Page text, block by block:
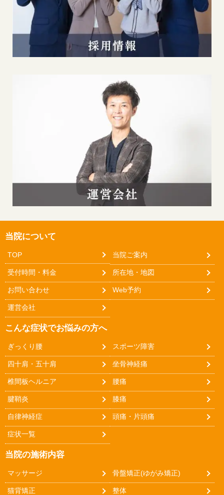
当院について
TOP 当院ご案内
受付時間・料金 所在地・地図
お問い合わせ Web予約
運営会社
こんな症状でお悩みの方へ
ぎっくり腰 スポーツ障害
四十肩・五十肩 坐骨神経痛
椎間板ヘルニア 腰痛
腱鞘炎 膝痛
自律神経症 頭痛・片頭痛
症状一覧
当院の施術内容
マッサージ 骨盤矯正(ゆがみ矯正)
猫背矯正 整体